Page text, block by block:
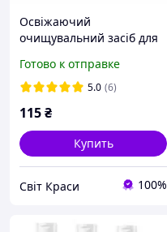
Освіжаючий
очищувальний засіб для
вітаміном E, 250 мл,
1560552
Готово к отправке
5.0 (6)
115₴
Купить
Світ Краси 100%